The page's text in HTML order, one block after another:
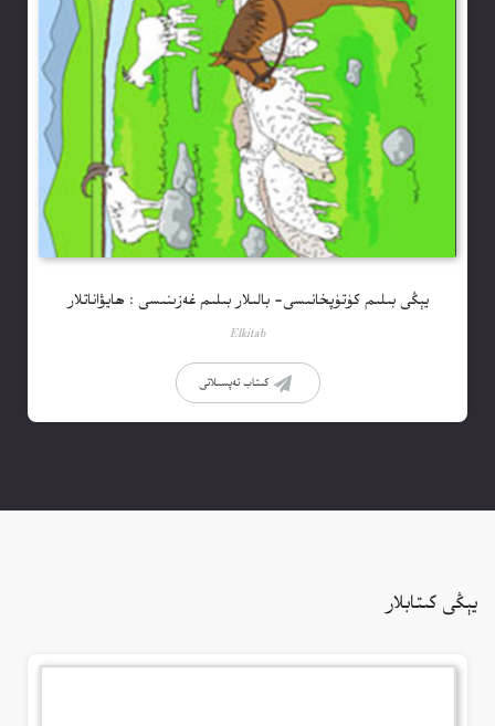
يېڭى بىلىم كۈتۈپخانىسى- بالىلار بىلىم غەزىنىسى : ھايۋاناتلار
Elkitab
كىتاب تەپسىلاتى
يېڭى كىتابلار